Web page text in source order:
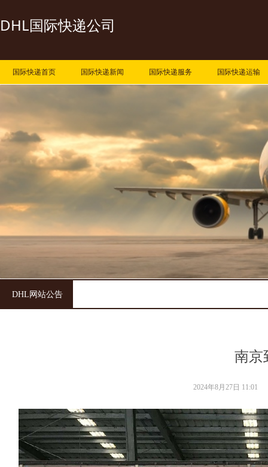
DHL国际快递公司
国际快递首页 国际快递新闻 国际快递服务 国际快递运输
DHL网站公告
南京
2024年8月27日 11:01